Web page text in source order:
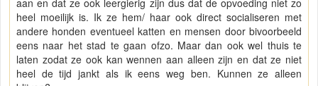
heel moeilijk is. Ik ze hem/ haar ook direct socialiseren met
andere honden eventueel katten en mensen door bivoorbeeld
eens naar het stad te gaan ofzo. Maar dan ook wel thuis te
laten zodat ze ook kan wennen aan alleen zijn en dat ze niet
heel de tijd jankt als ik eens weg ben. Kunnen ze alleen